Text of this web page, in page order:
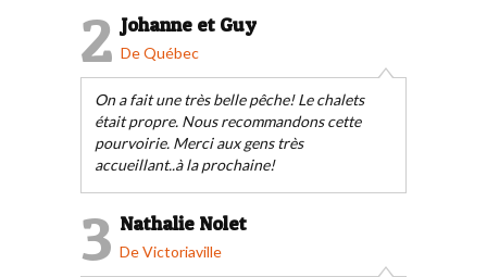
2 Johanne et Guy
De Québec
On a fait une très belle pêche! Le chalets
était propre. Nous recommandons cette
pourvoirie. Merci aux gens très
accueillant..à la prochaine!
3 Nathalie Nolet
De Victoriaville